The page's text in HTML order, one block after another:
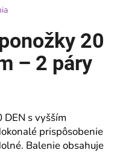
20
– 2 páry
DEN s vyšším
prispôsobenie
Balenie obsahuje